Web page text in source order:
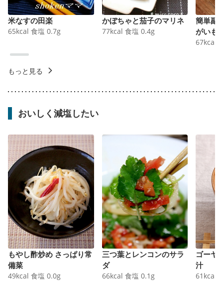
米なすの田楽
65kcal 食塩 0.7g
かぼちゃと茄子のマリネ
77kcal 食塩 0.4g
簡単副
がいも
67kcal
もっと見る
おいしく減塩したい
もやし酢炒め さっぱり常
備菜
49kcal 食塩 0.0g
三つ葉とレンコンのサラ
ダ
66kcal 食塩 0.1 g
ゴーヤ
汁
61 kcal